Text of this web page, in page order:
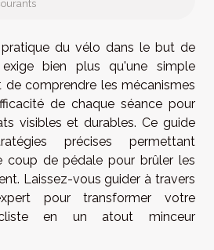
du vélo dans le but de
bien plus qu'une simple
comprendre les mécanismes
de chaque séance pour
visibles et durables. Ce guide
précises permettant
coup de pédale pour brûler les
Laissez-vous guider à travers
pour transformer votre
en un atout minceur